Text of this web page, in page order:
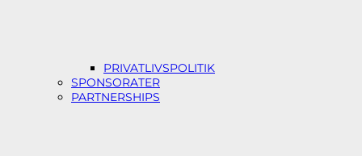
PRIVATLIVSPOLITIK
SPONSORATER
PARTNERSHIPS